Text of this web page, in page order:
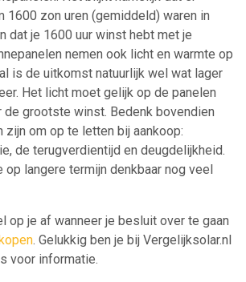
1600 zon uren (gemiddeld) waren in
dat je 1600 uur winst hebt met je
nemen ook licht en warmte op
is de uitkomst natuurlijk wel wat lager
Het licht moet gelijk op de panelen
de grootste winst. Bedenk bovendien
zijn om op te letten bij aankoop:
de terugverdientijd en deugdelijkheid.
op langere termijn denkbaar nog veel
op je af wanneer je besluit over te gaan
. Gelukkig ben je bij Vergelijksolar.nl
voor informatie.